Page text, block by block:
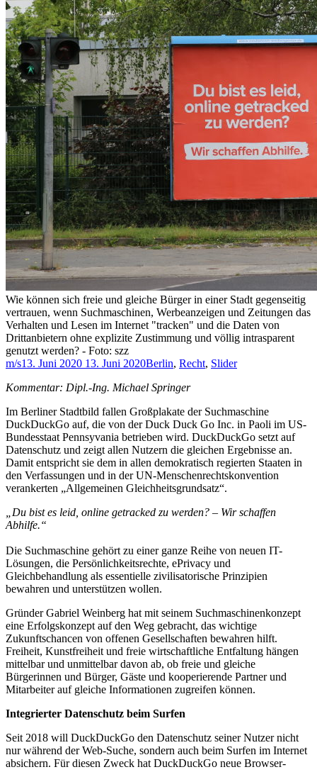
Wie können sich freie und gleiche Bürger in einer Stadt gegenseitig
vertrauen, wenn Suchmaschinen, Werbeanzeigen und Zeitungen das
Verhalten und Lesen im Internet "tracken" und die Daten von
Drittanbietern ohne explizite Zustimmung und völlig intrasparent
genutzt werden? - Foto: szz
m/s13. Juni 2020 13. Juni 2020Berlin, Recht, Slider
Kommentar: Dipl.-Ing. Michael Springer
Im Berliner Stadtbild fallen Großplakate der Suchmaschine
DuckDuckGo auf, die von der Duck Duck Go Inc. in Paoli im US-
Bundesstaat Pennsyvania betrieben wird. DuckDuckGo setzt auf
Datenschutz und zeigt allen Nutzern die gleichen Ergebnisse an.
Damit entspricht sie dem in allen demokratisch regierten Staaten in
den Verfassungen und in der UN-Menschenrechtskonvention
verankerten „Allgemeinen Gleichheitsgrundsatz“.
„Du bist es leid, online getracked zu werden? – Wir schaffen
Abhilfe.“
Die Suchmaschine gehört zu einer ganze Reihe von neuen IT-
Lösungen, die Persönlichkeitsrechte, ePrivacy und
Gleichbehandlung als essentielle zivilisatorische Prinzipien
bewahren und unterstützen wollen.
Gründer Gabriel Weinberg hat mit seinem Suchmaschinenkonzept
eine Erfolgskonzept auf den Weg gebracht, das wichtige
Zukunftschancen von offenen Gesellschaften bewahren hilft.
Freiheit, Kunstfreiheit und freie wirtschaftliche Entfaltung hängen
mittelbar und unmittelbar davon ab, ob freie und gleiche
Bürgerinnen und Bürger, Gäste und kooperierende Partner und
Mitarbeiter auf gleiche Informationen zugreifen können.
Integrierter Datenschutz beim Surfen
Seit 2018 will DuckDuckGo den Datenschutz seiner Nutzer nicht
nur während der Web-Suche, sondern auch beim Surfen im Internet
absichern. Für diesen Zweck hat DuckDuckGo neue Browser-